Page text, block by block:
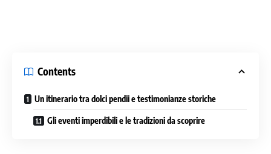
Contents
Un itinerario tra dolci pendii e testimonianze storiche
Gli eventi imperdibili e le tradizioni da scoprire